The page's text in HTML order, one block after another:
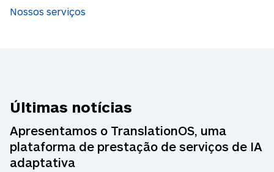
Nossos serviços
Últimas notícias
Apresentamos o TranslationOS, uma
plataforma de prestação de serviços de IA
adaptativa